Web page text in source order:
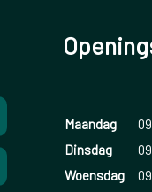
Maandag
Dinsdag
Woensdag